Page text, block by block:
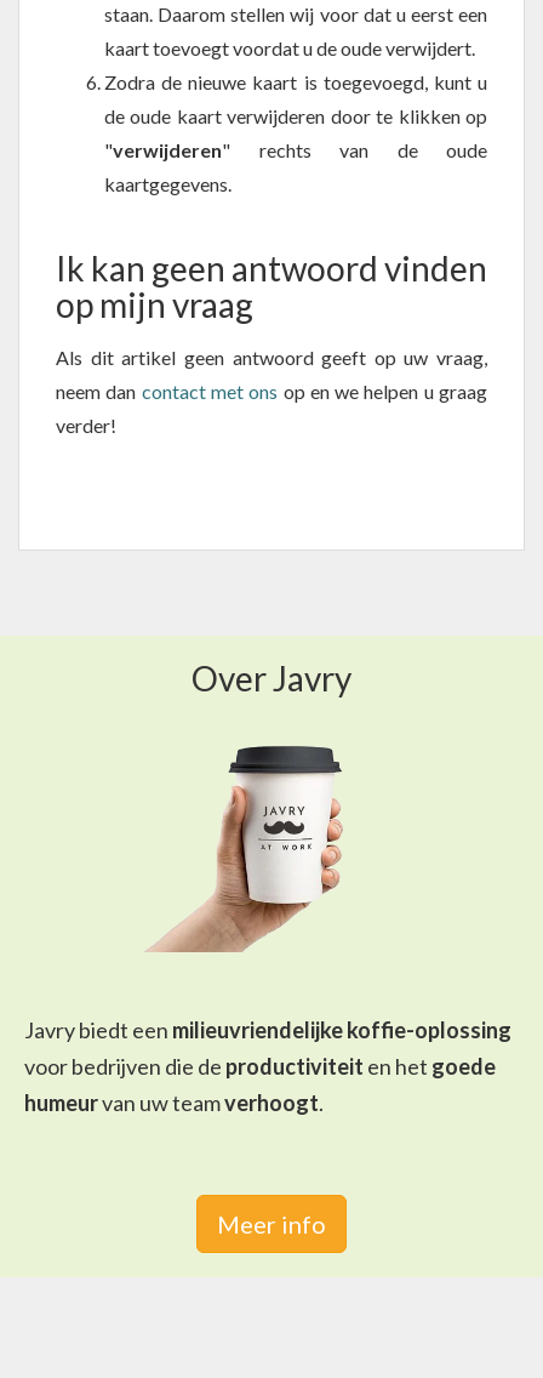
staan. Daarom stellen wij voor dat u eerst een
kaart toevoegt voordat u de oude verwijdert.
Zodra de nieuwe kaart is toegevoegd, kunt u
de oude kaart verwijderen door te klikken op
"verwijderen" rechts van de oude
kaartgegevens.
Ik kan geen antwoord vinden
op mijn vraag
Als dit artikel geen antwoord geeft op uw vraag,
neem dan contact met ons op en we helpen u graag
verder!
Over Javry
Javry biedt een milieuvriendelijke koffie-oplossing
voor bedrijven die de productiviteit en het goede
humeurvan uw teamverhoogt.
Meer info